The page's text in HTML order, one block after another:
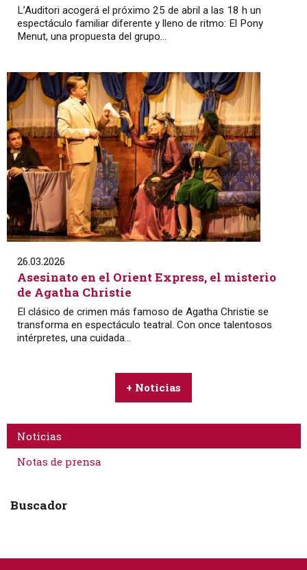
L’Auditori acogerá el próximo 25 de abril a las 18 h un
espectáculo familiar diferente y lleno de ritmo: El Pony
Menut, una propuesta del grupo...
26.03.2026
Asesinato en el Orient Express, el misterio
de Agatha Christie
El clásico de crimen más famoso de Agatha Christie se
transforma en espectáculo teatral. Con once talentosos
intérpretes, una cuidada...
+ Noticias
Noticias
Notas de prensa
Buscador